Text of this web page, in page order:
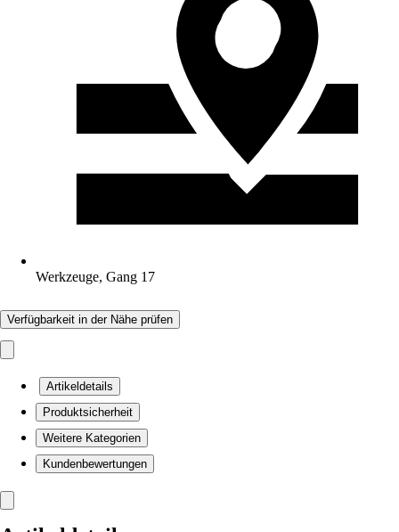
Werkzeuge, Gang 17
Verfügbarkeit in der Nähe prüfen
Artikeldetails
Produktsicherheit
Weitere Kategorien
Kundenbewertungen